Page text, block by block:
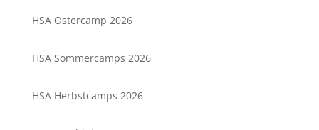
HSA Ostercamp 2026
HSA Sommercamps 2026
HSA Herbstcamps 2026